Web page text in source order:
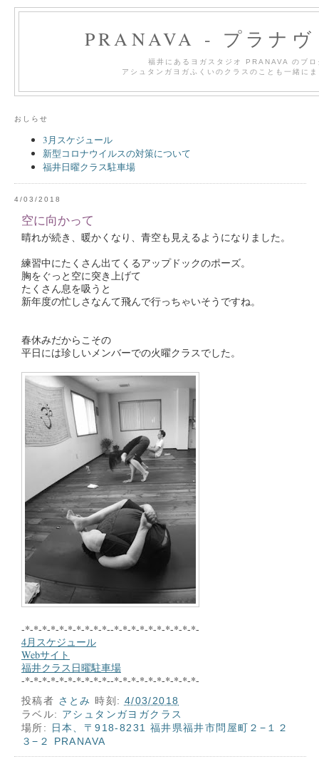
PRANAVA - プラナ
福井にあるヨガスタジオ PRANAVA のブロ
アシュタンガヨガふくいのクラスのことも一緒に
おしらせ
3月スケジュール
新型コロナウイルスの対策について
福井日曜クラス駐車場
4/03/2018
空に向かって
晴れが続き、暖かくなり、青空も見えるようになりました。
練習中にたくさん出てくるアップドックのポーズ。
胸をぐっと空に突き上げて
たくさん息を吸うと
新年度の忙しさなんて飛んで行っちゃいそうですね。
春休みだからこその
平日には珍しいメンバーでの火曜クラスでした。
-*-*-*-*-*-*-*-*-*-*--*-*-*-*-*-*-*-*-*-*-
4月スケジュール
Webサイト
福井クラス日曜駐車場
-*-*-*-*-*-*-*-*-*-*--*-*-*-*-*-*-*-*-*-*-
投稿者 さとみ 時刻: 4/03/2018
ラベル: アシュタンガヨガクラス
場所:
日本、〒918-8231 福井県福井市問屋町２−１２
３−２ PRANAVA